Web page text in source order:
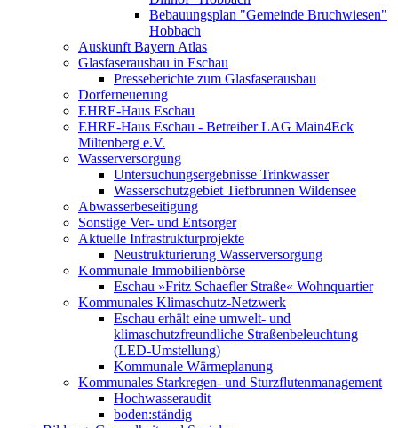
Bebauungsplan "Gemeinde Bruchwiesen"
Hobbach
Auskunft Bayern Atlas
Glasfaserausbau in Eschau
Presseberichte zum Glasfaserausbau
Dorferneuerung
EHRE-Haus Eschau
EHRE-Haus Eschau - Betreiber LAG Main4Eck
Miltenberg e.V.
Wasserversorgung
Untersuchungsergebnisse Trinkwasser
Wasserschutzgebiet Tiefbrunnen Wildensee
Abwasserbeseitigung
Sonstige Ver- und Entsorger
Aktuelle Infrastrukturprojekte
Neustrukturierung Wasserversorgung
Kommunale Immobilienbörse
Eschau »Fritz Schaefler Straße« Wohnquartier
Kommunales Klimaschutz-Netzwerk
Eschau erhält eine umwelt- und
klimaschutzfreundliche Straßenbeleuchtung
(LED-Umstellung)
Kommunale Wärmeplanung
Kommunales Starkregen- und Sturzflutenmanagement
Hochwasseraudit
boden:ständig